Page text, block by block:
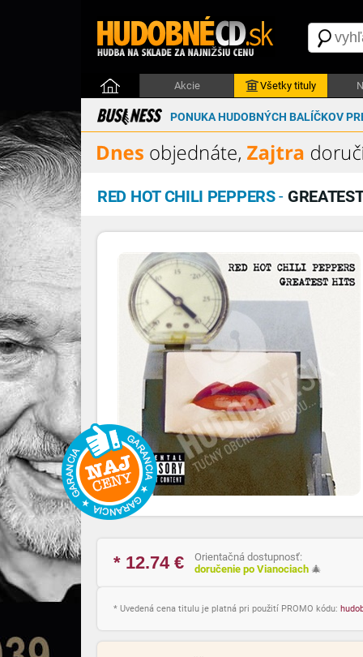
Akcie Všetky tituly
PONUKA HUDOBNÝCH BALÍČKOV
RED HOT CHILI PEPPERS-
* 12.74€
Orientačná dostupnosť:
doručenie po Vianociach 🎄
* Uvedená cena titulu je platná pri použití PROMO kódu: